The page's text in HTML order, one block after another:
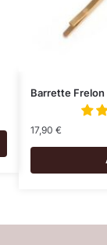
Barrette
17,90 €